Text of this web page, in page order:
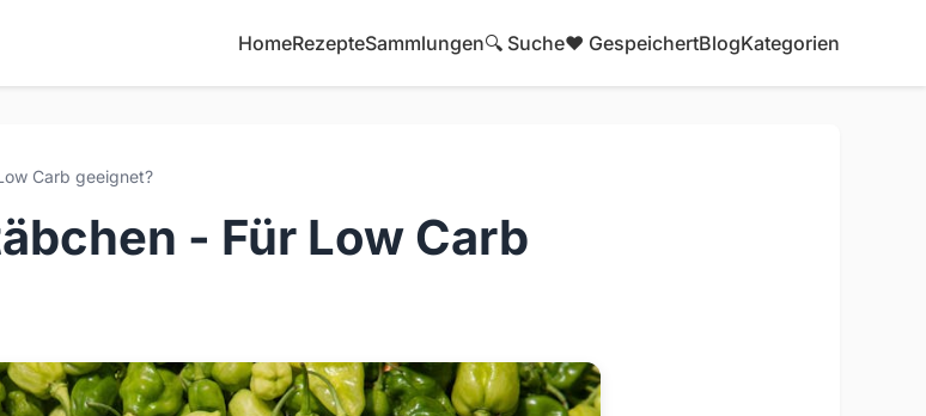
HomeRezepteSammlungen🔍 Suche❤️ GespeichertBlogKategorien
Carb geeignet?
- Für Low Carb